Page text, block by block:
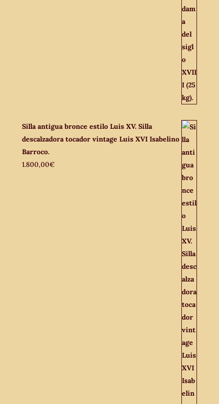
Silla antigua bronce estilo Luis XV. Silla
descalzadora tocador vintage Luis XVI Isabelino
Barroco.
1.800,00€